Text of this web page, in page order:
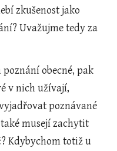
zkušenost jako
Uvažujme tedy za
obecné, pak
v nich užívají,
poznávané
musejí zachytit
Kdybychom totiž u